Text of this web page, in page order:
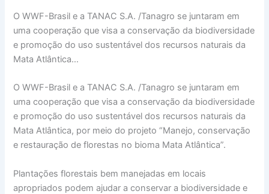
O WWF-Brasil e a TANAC S.A. /Tanagro se juntaram em
uma cooperação que visa a conservação da biodiversidade
e promoção do uso sustentável dos recursos naturais da
Mata Atlântica…
O WWF-Brasil e a TANAC S.A. /Tanagro se juntaram em
uma cooperação que visa a conservação da biodiversidade
e promoção do uso sustentável dos recursos naturais da
Mata Atlântica, por meio do projeto “Manejo, conservação
e restauração de florestas no bioma Mata Atlântica”.
Plantações florestais bem manejadas em locais
apropriados podem ajudar a conservar a biodiversidade e